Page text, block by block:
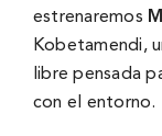
estrenaremos
Kobetamendi,
libre pensada
con el entorno.